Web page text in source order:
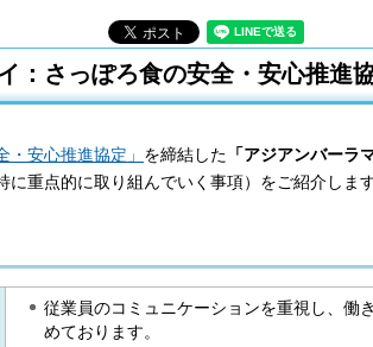
：さっぽろ食の安全・安心推進
・安心推進協定」 を締結した 「アジアンバーラ
に重点的に取り組んでいく事項）をご紹介します
従業員のコミュニケーションを重視し、働
めております。